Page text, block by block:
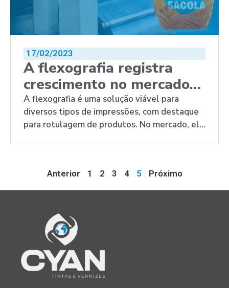
17/02/2023
A flexografia registra
crescimento no mercado
de impressões
A flexografia é uma solução viável para
diversos tipos de impressões, com destaque
para rotulagem de produtos. No mercado, ela
Anterior 1 2 3 4 5 Próximo